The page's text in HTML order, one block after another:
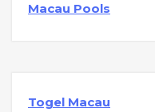
Macau Pools
Togel Macau